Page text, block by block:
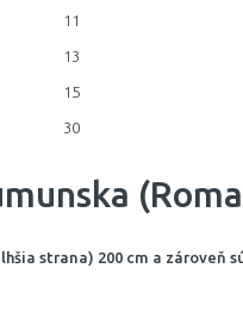
11
13
15
30
strana) 200 cm a zároveň